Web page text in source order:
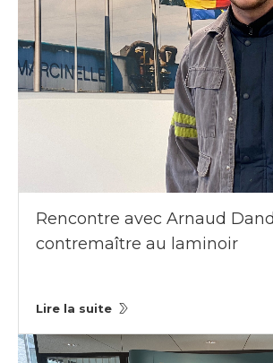
Rencontre avec Arnaud
contremaître au laminoir
Lire la suite